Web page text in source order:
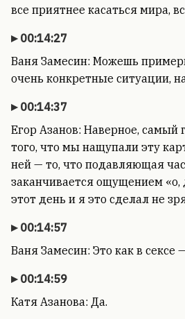
все приятнее касаться мира,
00:14:27
Ваня Замесин: Можешь
очень конкретные ситуации,
00:14:37
Егор Азанов: Наверное, самый
того, что мы нащупали эту
ней — то, что подавляющая
заканчивается ощущением
этот день и я это сделал не
00:14:57
Ваня Замесин: Это как в сексе
00:14:59
Катя Азанова: Да.